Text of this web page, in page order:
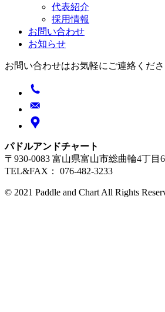
代表紹介
採用情報
お問い合わせ
お知らせ
お問い合わせはお気軽にご連絡くだ
パドルアンドチャート
〒930-0083 富山県富山市総曲輪4丁目
TEL&FAX： 076-482-3233
© 2021 Paddle and Chart All Rights